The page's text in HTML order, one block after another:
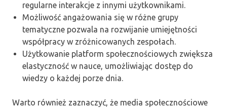
regularne interakcje z innymi użytkownikami.
Możliwość angażowania się w różne grupy
tematyczne pozwala na rozwijanie umiejętności
współpracy w zróżnicowanych zespołach.
Użytkowanie platform społecznościowych zwiększa
elastyczność w nauce, umożliwiając dostęp do
wiedzy o każdej porze dnia.
Warto również zaznaczyć, że media społecznościowe